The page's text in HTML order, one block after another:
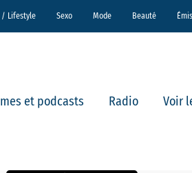
/ Lifestyle Sexo Mode Beauté
et podcasts Radio Voir